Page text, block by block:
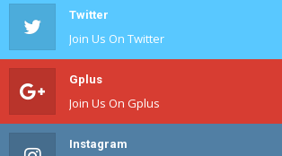
Twitter
Join Us On Twitter
Gplus
Join Us On Gplus
Instagram